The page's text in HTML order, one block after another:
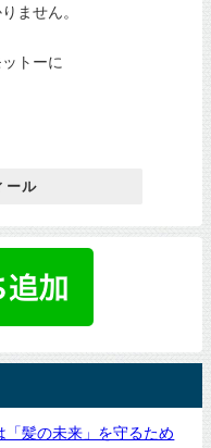
ません。
トーに
ール
髪の未来」を守るため